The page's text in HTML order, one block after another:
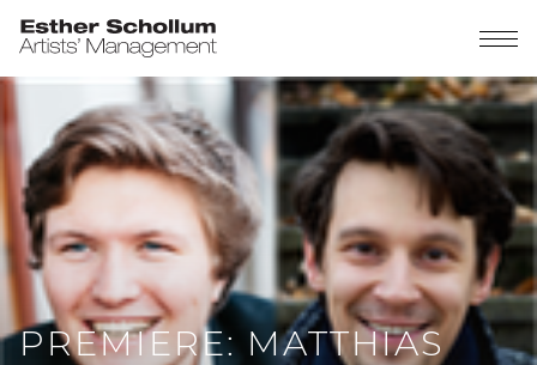
PREMIERE: MATTHIAS